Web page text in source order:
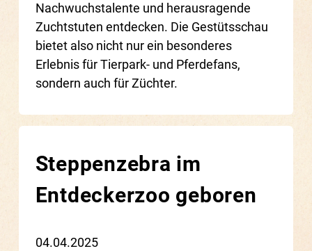
Nachwuchstalente und herausragende
Zuchtstuten entdecken. Die Gestütsschau
bietet also nicht nur ein besonderes
Erlebnis für Tierpark- und Pferdefans,
sondern auch für Züchter.
Steppenzebra im
Entdeckerzoo geboren
04.04.2025